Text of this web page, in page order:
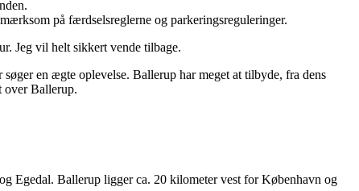
på færdselsreglerne og parkeringsreguleringer.
Jeg vil helt sikkert vende tilbage.
en ægte oplevelse. Ballerup har meget at tilbyde, fra dens
over Ballerup.
Egedal. Ballerup ligger ca. 20 kilometer vest for København og